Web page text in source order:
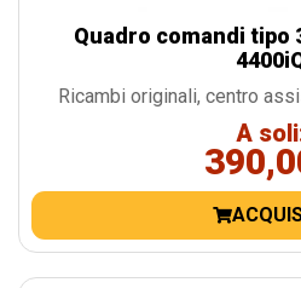
Quadro comandi tipo
Ricambi originali, centro
A